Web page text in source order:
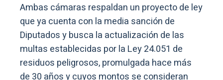
Ambas cámaras respaldan un proyecto de ley
que ya cuenta con la media sanción de
Diputados y busca la actualización de las
multas establecidas por la Ley 24.051 de
residuos peligrosos, promulgada hace más
de 30 años y cuyos montos se consideran